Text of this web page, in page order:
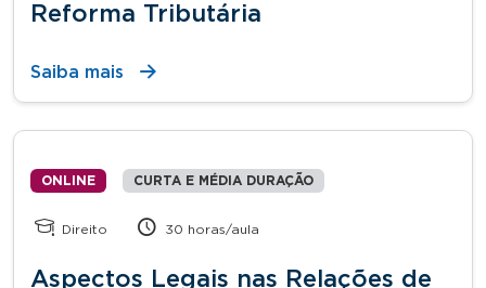
Reforma Tributária
Saiba mais
ONLINE CURTA E MÉDIA DURAÇÃO
Direito 30 horas/aula
Aspectos Legais nas Relações de